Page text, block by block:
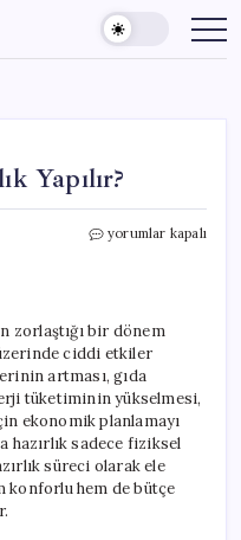
Yapılır?
Kış
için
yorumlar kapalı
zorlaştığı bir dönem
ciddi etkiler
artması, gıda
tüketiminin yükselmesi,
ekonomik planlamayı
hazırlık sadece fiziksel
süreci olarak ele
konforlu hem de bütçe